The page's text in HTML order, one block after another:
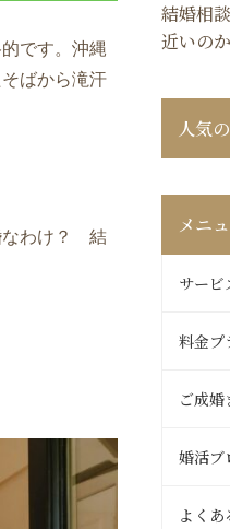
です。沖縄
ばから滝汗
なわけ？ 結
結婚相
近いの
人気
メニ
サービ
料金プ
ご成
婚活ブ
よく